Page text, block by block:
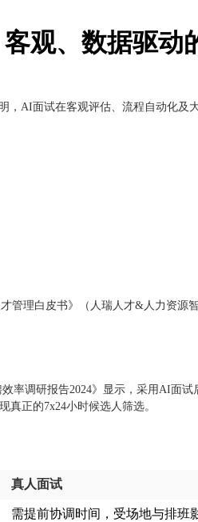
观、数据驱动
AI面试在客观评估、流程自动化及
理白皮书》（人瑞人才&人力资源
率调研报告2024》显示，采用AI面
正的7x24小时候选人筛选。
真人面试
需提前协调时间，受场地与排班